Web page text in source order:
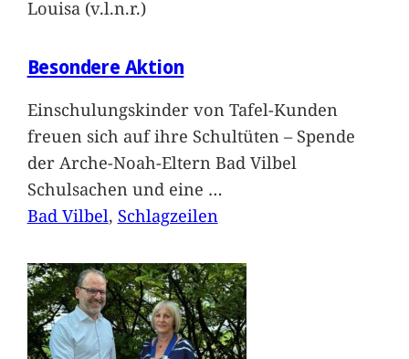
Louisa (v.l.n.r.)
Besondere Aktion
Einschulungskinder von Tafel-Kunden
freuen sich auf ihre Schultüten – Spende
der Arche-Noah-Eltern Bad Vilbel
Schulsachen und eine …
Bad Vilbel, Schlagzeilen